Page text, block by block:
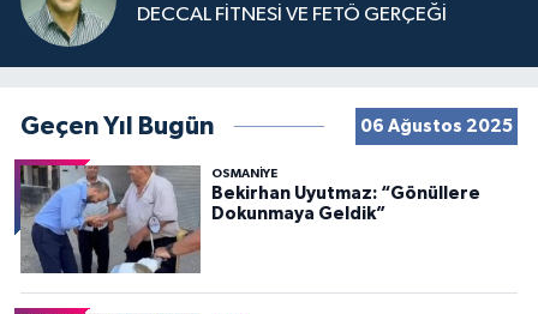
DECCAL FİTNESİ VE FETÖ GERÇEĞİ
Geçen Yıl Bugün 06 Ağustos 2025
OSMANIYE
Bekirhan Uyutmaz: “Gönüllere
Dokunmaya Geldik”